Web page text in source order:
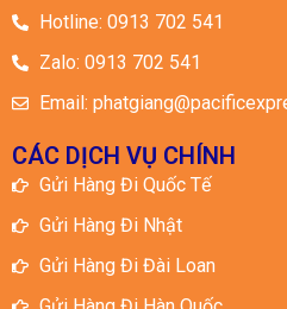
Hotline: 0913 702 541
Zalo: 0913 702 541
Email:
CÁC DỊCH VỤ CHÍNH
Gửi Hàng Đi Quốc Tế
Gửi Hàng Đi Nhật
Gửi Hàng Đi Đài Loan